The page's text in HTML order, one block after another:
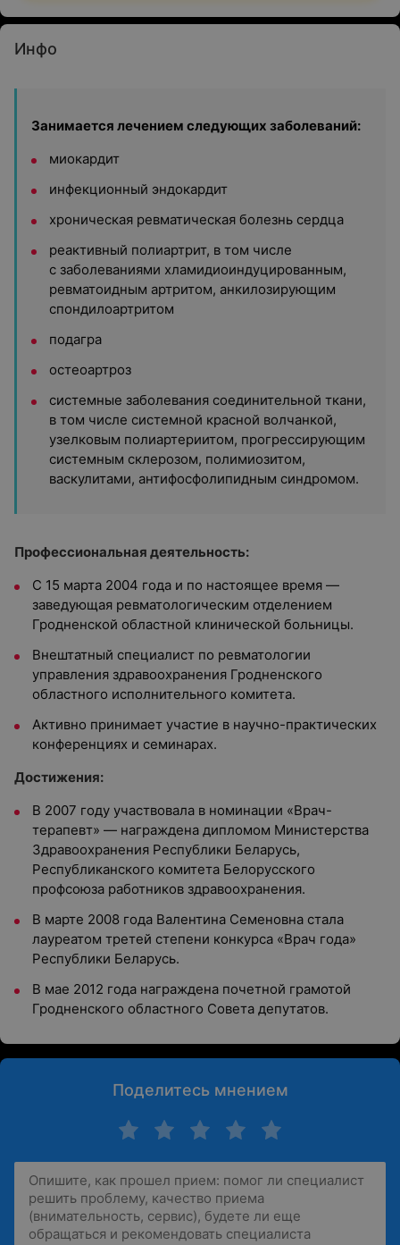
Инфо
Занимается лечением следующих заболеваний:
миокардит
инфекционный эндокардит
хроническая ревматическая болезнь сердца
реактивный полиартрит, в том числе
с заболеваниями хламидиоиндуцированным,
ревматоидным артритом, анкилозирующим
спондилоартритом
подагра
остеоартроз
системные заболевания соединительной ткани,
в том числе системной красной волчанкой,
узелковым полиартериитом, прогрессирующим
системным склерозом, полимиозитом,
васкулитами, антифосфолипидным синдромом.
Профессиональная деятельность:
С 15 марта 2004 года и по настоящее время —
заведующая ревматологическим отделением
Гродненской областной клинической больницы.
Внештатный специалист по ревматологии
управления здравоохранения Гродненского
областного исполнительного комитета.
Активно принимает участие в научно-практических
конференциях и семинарах.
Достижения:
В 2007 году участвовала в номинации «Врач-
терапевт» — награждена дипломом Министерства
Здравоохранения Республики Беларусь,
Республиканского комитета Белорусского
профсоюза работников здравоохранения.
В марте 2008 года Валентина Семеновна стала
лауреатом третей степени конкурса «Врач года»
Республики Беларусь.
В мае 2012 года награждена почетной грамотой
Гродненского областного Совета депутатов.
Поделитесь мнением